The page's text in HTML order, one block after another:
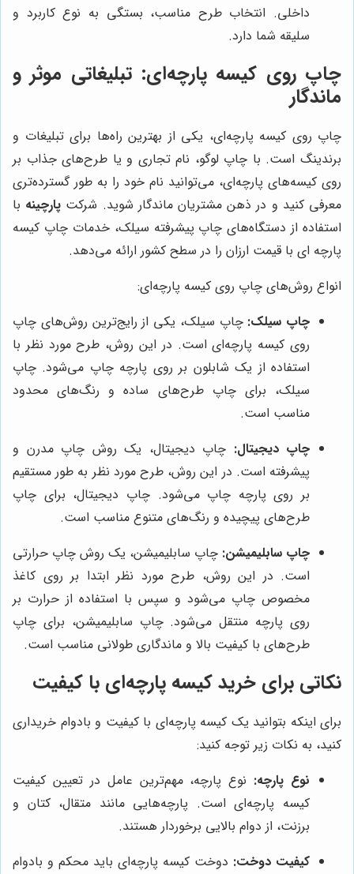
داخلی. انتخاب طرح مناسب، بستگی به نوع کاربرد و
سلیقه شما دارد.
چاپ روی کیسه پارچه‌ای: تبلیغاتی موثر و
ماندگار
چاپ روی کیسه پارچه‌ای، یکی از بهترین راه‌ها برای تبلیغات و
برندینگ است. با چاپ لوگو، نام تجاری و یا طرح‌های جذاب بر
روی کیسه‌های پارچه‌ای، می‌توانید نام خود را به طور گسترده‌تری
معرفی کنید و در ذهن مشتریان ماندگار شوید. شرکت پارچینه با
استفاده از دستگاه‌های چاپ پیشرفته سیلک، خدمات چاپ کیسه
پارچه ای با قیمت ارزان را در سطح کشور ارائه می‌دهد.
انواع روش‌های چاپ روی کیسه پارچه‌ای:
چاپ سیلک: چاپ سیلک، یکی از رایج‌ترین روش‌های چاپ
روی کیسه پارچه‌ای است. در این روش، طرح مورد نظر با
استفاده از یک شابلون بر روی پارچه چاپ می‌شود. چاپ
سیلک، برای چاپ طرح‌های ساده و رنگ‌های محدود
مناسب است.
چاپ دیجیتال: چاپ دیجیتال، یک روش چاپ مدرن و
پیشرفته است. در این روش، طرح مورد نظر به طور مستقیم
بر روی پارچه چاپ می‌شود. چاپ دیجیتال، برای چاپ
طرح‌های پیچیده و رنگ‌های متنوع مناسب است.
چاپ سابلیمیشن: چاپ سابلیمیشن، یک روش چاپ حرارتی
است. در این روش، طرح مورد نظر ابتدا بر روی کاغذ
مخصوص چاپ می‌شود و سپس با استفاده از حرارت بر
روی پارچه منتقل می‌شود. چاپ سابلیمیشن، برای چاپ
طرح‌های با کیفیت بالا و ماندگاری طولانی مناسب است.
نکاتی برای خرید کیسه پارچه‌ای با کیفیت
برای اینکه بتوانید یک کیسه پارچه‌ای با کیفیت و بادوام خریداری
کنید، به نکات زیر توجه کنید:
نوع پارچه: نوع پارچه، مهم‌ترین عامل در تعیین کیفیت
کیسه پارچه‌ای است. پارچه‌هایی مانند متقال، کتان و
برزنت، از دوام بالایی برخوردار هستند.
کیفیت دوخت: دوخت کیسه پارچه‌ای باید محکم و بادوام